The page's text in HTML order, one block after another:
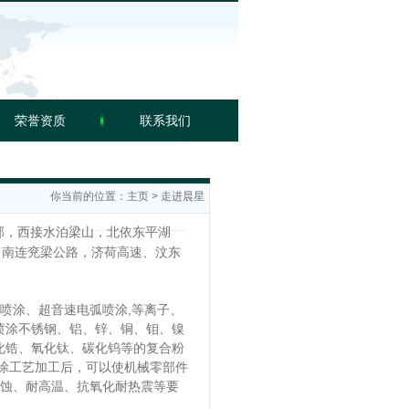
荣誉资质 联系我们
你当前的位置： 主页 > 走进晨星
西接水泊梁山，北依东平湖
连兖梁公路，济荷高速、汶东
涂、超音速电弧喷涂,等离子、
不锈钢、铝、锌、铜、钼、镍
、氧化钛、碳化钨等的复合粉
工艺加工后，可以使机械零部件
、耐高温、抗氧化耐热震等要